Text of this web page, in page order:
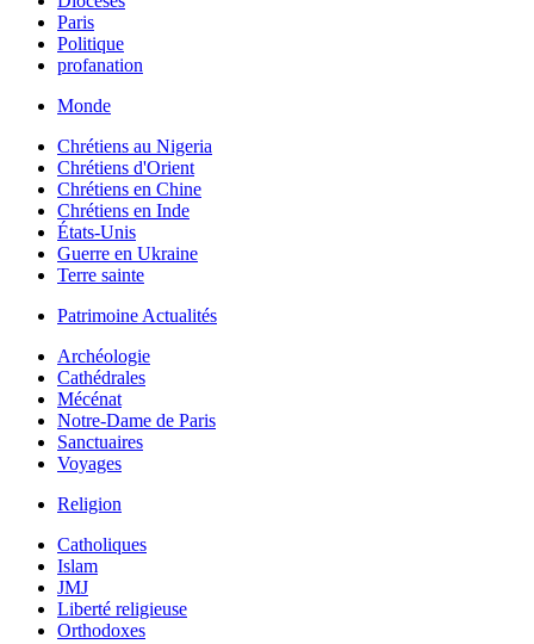
Paris
Politique
profanation
Monde
Chrétiens au Nigeria
Chrétiens d'Orient
Chrétiens en Chine
Chrétiens en Inde
États-Unis
Guerre en Ukraine
Terre sainte
Patrimoine Actualités
Archéologie
Cathédrales
Mécénat
Notre-Dame de Paris
Sanctuaires
Voyages
Religion
Catholiques
Islam
JMJ
Liberté religieuse
Orthodoxes